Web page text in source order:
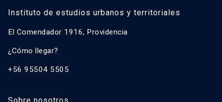
Instituto de estudios urbanos y territoriales
El Comendador 1916, Providencia
¿Cómo llegar?
+56 95504 5505